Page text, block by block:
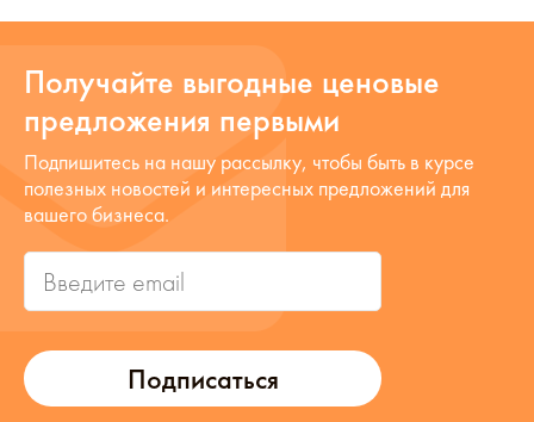
Получайте выгодные ценовые
предложения первыми
Подписаться
Подпишитесь на нашу рассылку, чтобы быть в курсе
полезных новостей и интересных предложений для
вашего бизнеса.